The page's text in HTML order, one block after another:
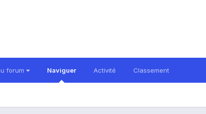
forum Naviguer Activité Classement